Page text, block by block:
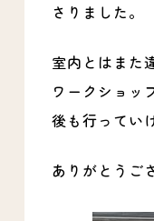
さりました。
室内とはまた
ワークショッ
後も行ってい
ありがとうご